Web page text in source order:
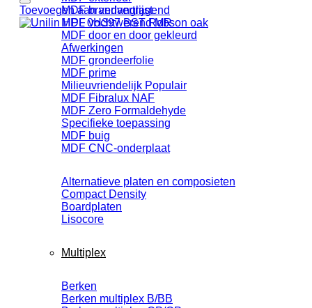
MDF brandvertragend
MDF vochtwerend MR
MDF door en door gekleurd
Afwerkingen
MDF grondeerfolie
MDF prime
Milieuvriendelijk
MDF Fibralux NAF
MDF Zero Formaldehyde
Specifieke toepassing
MDF buig
MDF CNC-onderplaat
Alternatieve platen en composieten
Compact Density
Boardplaten
Lisocore
Multiplex
Berken
Berken multiplex B/BB
Toevoegen aan verlanglijst